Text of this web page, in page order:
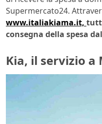
Supermercato24.
www.italiakiama.it,
consegna della spesa
Kia, il servizio a